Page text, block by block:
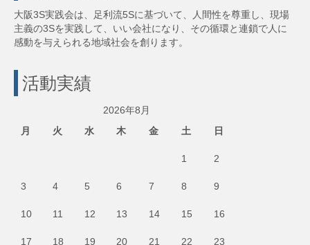
大阪3S実践会は、足利流5Sに基づいて、人間性を尊重し、現場
主義の3Sを実践して、いい会社になり、その循環と連鎖で人に
感動を与えられる地域社会を創ります。
活動実績
2026年8月
月
火 水 木 金 土 日
1 2
3 4 5 6 7 8 9
10 11 12 13 14 15 16
17 18 19 20 21 22 23